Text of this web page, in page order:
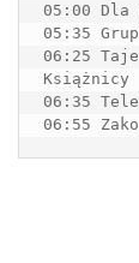
05:00 Dla
05:35
06:25
Książnicy
06:35
06:55